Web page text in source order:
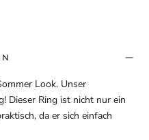
Look. Unser
Dieser Ring ist nicht nur ein
da er sich einfach